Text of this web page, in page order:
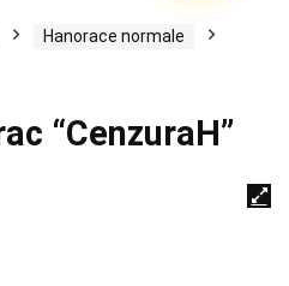
Hanorace normale
“CenzuraH”